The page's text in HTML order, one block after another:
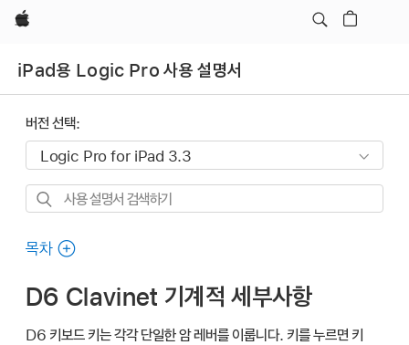
Apple
iPad용 Logic Pro 사용 설명서
버전 선택:
사용
검색하기
목차
D6 Clavinet 기계적 세부사항
D6 키보드 키는 각각 단일한 암 레버를 이룹니다. 키를 누르면 키